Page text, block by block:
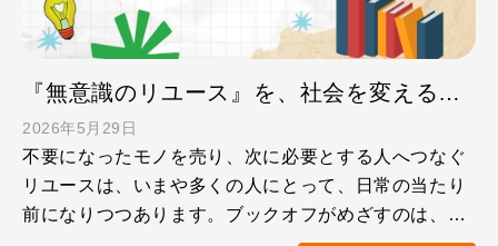
『無意識のリユース』を、社会を変える行動へ。8月8日リユースの日の取り組み
2026年5月29日
不要になったモノを売り、次に必要とする人へつなぐ
リユースは、いまや多くの人にとって、日常の当たり
前になりつつあります。ブックオフがめざすのは、